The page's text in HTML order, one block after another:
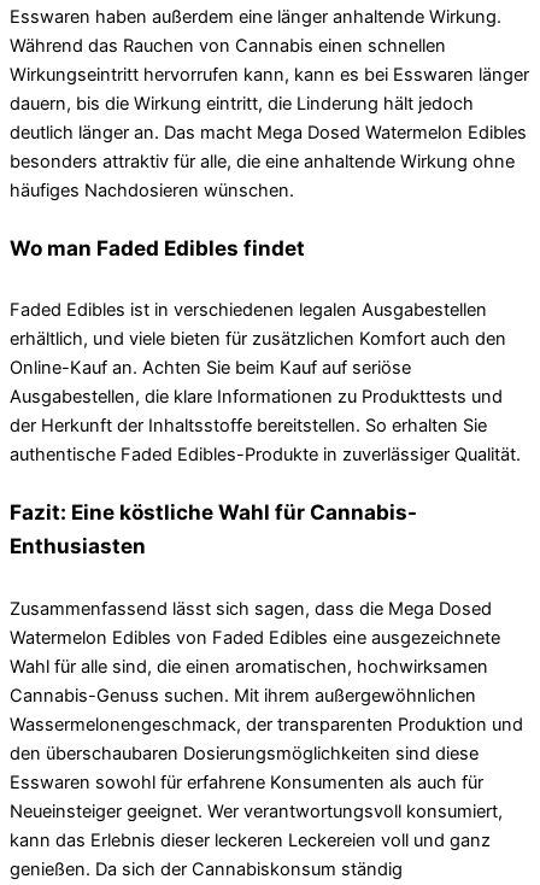
Esswaren haben außerdem eine länger anhaltende Wirkung.
Während das Rauchen von Cannabis einen schnellen
Wirkungseintritt hervorrufen kann, kann es bei Esswaren länger
dauern, bis die Wirkung eintritt, die Linderung hält jedoch
deutlich länger an. Das macht Mega Dosed Watermelon Edibles
besonders attraktiv für alle, die eine anhaltende Wirkung ohne
häufiges Nachdosieren wünschen.
Wo man Faded Edibles findet
Faded Edibles ist in verschiedenen legalen Ausgabestellen
erhältlich, und viele bieten für zusätzlichen Komfort auch den
Online-Kauf an. Achten Sie beim Kauf auf seriöse
Ausgabestellen, die klare Informationen zu Produkttests und
der Herkunft der Inhaltsstoffe bereitstellen. So erhalten Sie
authentische Faded Edibles-Produkte in zuverlässiger Qualität.
Fazit: Eine köstliche Wahl für Cannabis-
Enthusiasten
Zusammenfassend lässt sich sagen, dass die Mega Dosed
Watermelon Edibles von Faded Edibles eine ausgezeichnete
Wahl für alle sind, die einen aromatischen, hochwirksamen
Cannabis-Genuss suchen. Mit ihrem außergewöhnlichen
Wassermelonengeschmack, der transparenten Produktion und
den überschaubaren Dosierungsmöglichkeiten sind diese
Esswaren sowohl für erfahrene Konsumenten als auch für
Neueinsteiger geeignet. Wer verantwortungsvoll konsumiert,
kann das Erlebnis dieser leckeren Leckereien voll und ganz
genießen. Da sich der Cannabiskonsum ständig